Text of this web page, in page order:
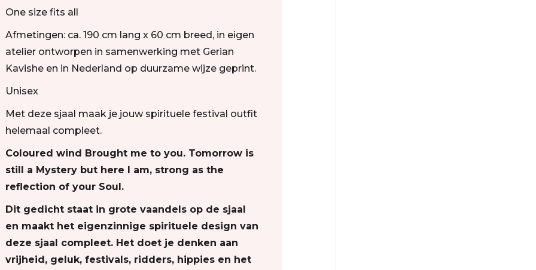
One size fits all
Afmetingen: ca. 190 cm lang x 60 cm breed, in eigen
atelier ontworpen in samenwerking met Gerian
Kavishe en in Nederland op duurzame wijze geprint.
Unisex
Met deze sjaal maak je jouw spirituele festival outfit
helemaal compleet.
Coloured wind Brought me to you. Tomorrow is
still a Mystery but here I am, strong as the
reflection of your Soul.
Dit gedicht staat in grote vaandels op de sjaal
en maakt het eigenzinnige spirituele design van
deze sjaal compleet. Het doet je denken aan
vrijheid, geluk, festivals, ridders, hippies en het